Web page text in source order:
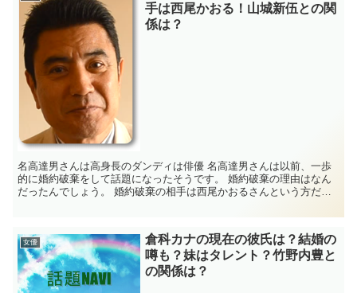
手は西尾かおる！山城新伍との関
係は？
名高達男さんは高身長のダンディは俳優 名高達男さんは以前、一歩
的に婚約破棄をして話題になったそうです。 婚約破棄の理由はなん
だったんでしょう。 婚約破棄の相手は西尾かおるさんという方だそ
女優
倉科カナの現在の彼氏は？結婚の
噂も？妹はタレント？竹野内豊と
の関係は？